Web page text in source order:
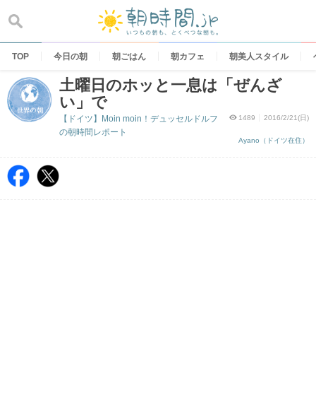
content
TOP 今日の朝 朝ごはん 朝カフェ 朝美人スタイル
土曜日のホッと一息は「ぜんざ
い」で
1489 2016/2/21(日)
Ayano（ドイツ在住）
【ドイツ】Moin moin！デュッセルドルフ
の朝時間レポート